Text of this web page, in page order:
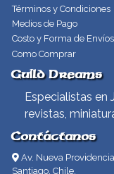
Términos y Condiciones
Medios de Pago
Costo y Forma de Envíos
Como Comprar
Guild Dreams
Especialistas en
revistas,
Contáctanos
Av. Nueva Providencia
Santiago, Chile.